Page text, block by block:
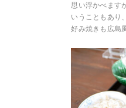
思い浮かべます
いうこともあり
好み焼きも広島